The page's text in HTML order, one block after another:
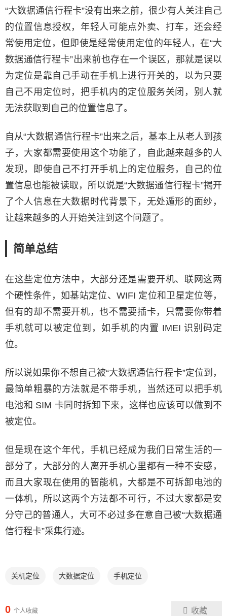
“大数据通信行程卡”没有出来之前，很少有人关注自己
的位置信息授权，年轻人可能点外卖、打车，还会经
常使用定位，但即使是经常使用定位的年轻人，在“大
数据通信行程卡”出来前也存在一个误区，那就是误以
为定位是靠自己手动在手机上进行开关的，以为只要
自己不用定位时，把手机内的定位服务关闭，别人就
无法获取到自己的位置信息了。
自从“大数据通信行程卡”出来之后，基本上从老人到孩
子，大家都需要使用这个功能了，自此越来越多的人
发现，即使自己不打开手机上的定位服务，自己的位
置信息也能被读取，所以说是“大数据通信行程卡”揭开
了个人信息在大数据时代背景下，无处遁形的面纱，
让越来越多的人开始关注到这个问题了。
简单总结
在这些定位方法中，大部分还是需要开机、联网这两
个硬性条件，如基站定位、WIFI 定位和卫星定位等，
但有的却不需要开机，也不需要插卡，只需要你带着
手机就可以被定位到，如手机的内置 IMEI 识别码定
位。
所以说如果你不想自己被“大数据通信行程卡”定位到，
最简单粗暴的方法就是不带手机，当然还可以把手机
电池和 SIM 卡同时拆卸下来，这样也应该可以做到不
被定位。
但是现在这个年代，手机已经成为我们日常生活的一
部分了，大部分的人离开手机心里都有一种不安感，
而且大家现在使用的智能机，大都是不可拆卸电池的
一体机，所以这两个方法都不可行，不过大家都是安
分守己的普通人，大可不必过多在意自己被“大数据通
信行程卡”采集行迹。
关机定位 大数据定位 手机定位
0 个人收藏 收藏